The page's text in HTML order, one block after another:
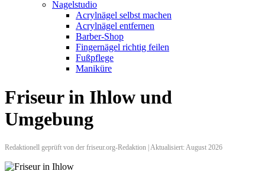
Nagelstudio
Acrylnägel selbst machen
Acrylnägel entfernen
Barber-Shop
Fingernägel richtig feilen
Fußpflege
Maniküre
Friseur in Ihlow und
Umgebung
Redaktionell geprüft von der friseur.org-Redaktion | Aktualisiert: August 2026